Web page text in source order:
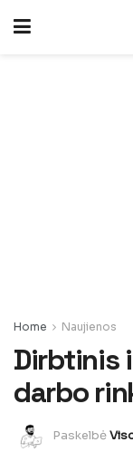
Home Naujienos
Dirbtinis
darbo
Paskelbė